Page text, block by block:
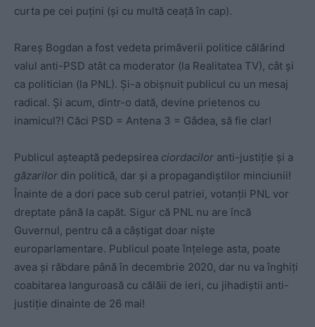
curta pe cei puțini (și cu multă ceață în cap).
Rareș Bogdan a fost vedeta primăverii politice călărind
valul anti-PSD atât ca moderator (la Realitatea TV), cât și
ca politician (la PNL). Și-a obișnuit publicul cu un mesaj
radical. Și acum, dintr-o dată, devine prietenos cu
inamicul?! Căci PSD = Antena 3 = Gâdea, să fie clar!
Publicul așteaptă pedepsirea ciordacilor anti-justiție și a
găzarilor din politică, dar și a propagandiștilor minciunii!
Înainte de a dori pace sub cerul patriei, votanții PNL vor
dreptate până la capăt. Sigur că PNL nu are încă
Guvernul, pentru că a câștigat doar niște
europarlamentare. Publicul poate înțelege asta, poate
avea și răbdare până în decembrie 2020, dar nu va înghiți
coabitarea languroasă cu călăii de ieri, cu jihadiștii anti-
justiție dinainte de 26 mai!